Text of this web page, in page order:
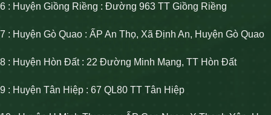
6 : Huyện Giồng Riềng : Đường 963 TT Giồng Riềng
7 : Huyện Gò Quao : ẤP An Thọ, Xã Định An, Huyện Gò Quao
8 : Huyện Hòn Đất : 22 Đường Minh Mạng, TT Hòn Đất
9 : Huyện Tân Hiệp : 67 QL80 TT Tân Hiệp